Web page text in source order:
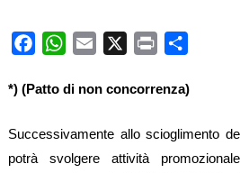
FacebookWhatsApp
Email Print
*) (Patto di non concorrenza)
Successivamente allo scioglimento
potrà svolgere attività